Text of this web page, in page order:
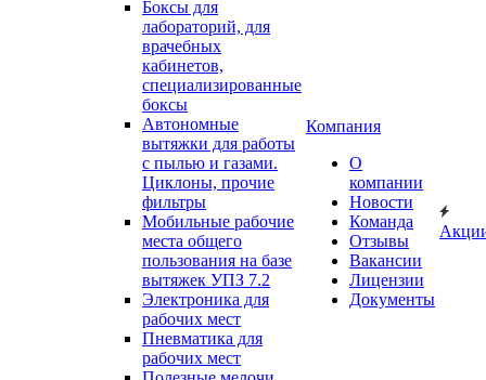
Боксы для
лабораторий, для
врачебных
кабинетов,
специализированные
боксы
Автономные
вытяжки для работы
с пылью и газами.
Циклоны, прочие
фильтры
Мобильные рабочие
места общего
пользования на базе
вытяжек УПЗ 7.2
Электроника для
рабочих мест
Пневматика для
рабочих мест
Компания
О
компании
Новости
Команда
Отзывы
Вакансии
Лицензии
Документы